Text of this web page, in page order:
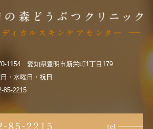
1154 愛知県豊明市新栄町1丁目179
・水曜日・祝日
85-2215